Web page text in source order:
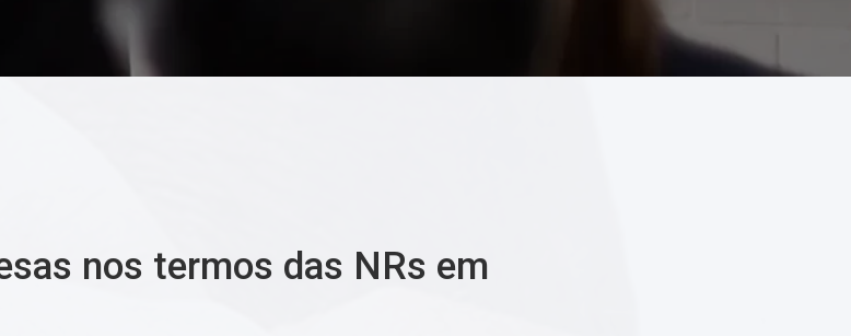
nos termos das NRs em